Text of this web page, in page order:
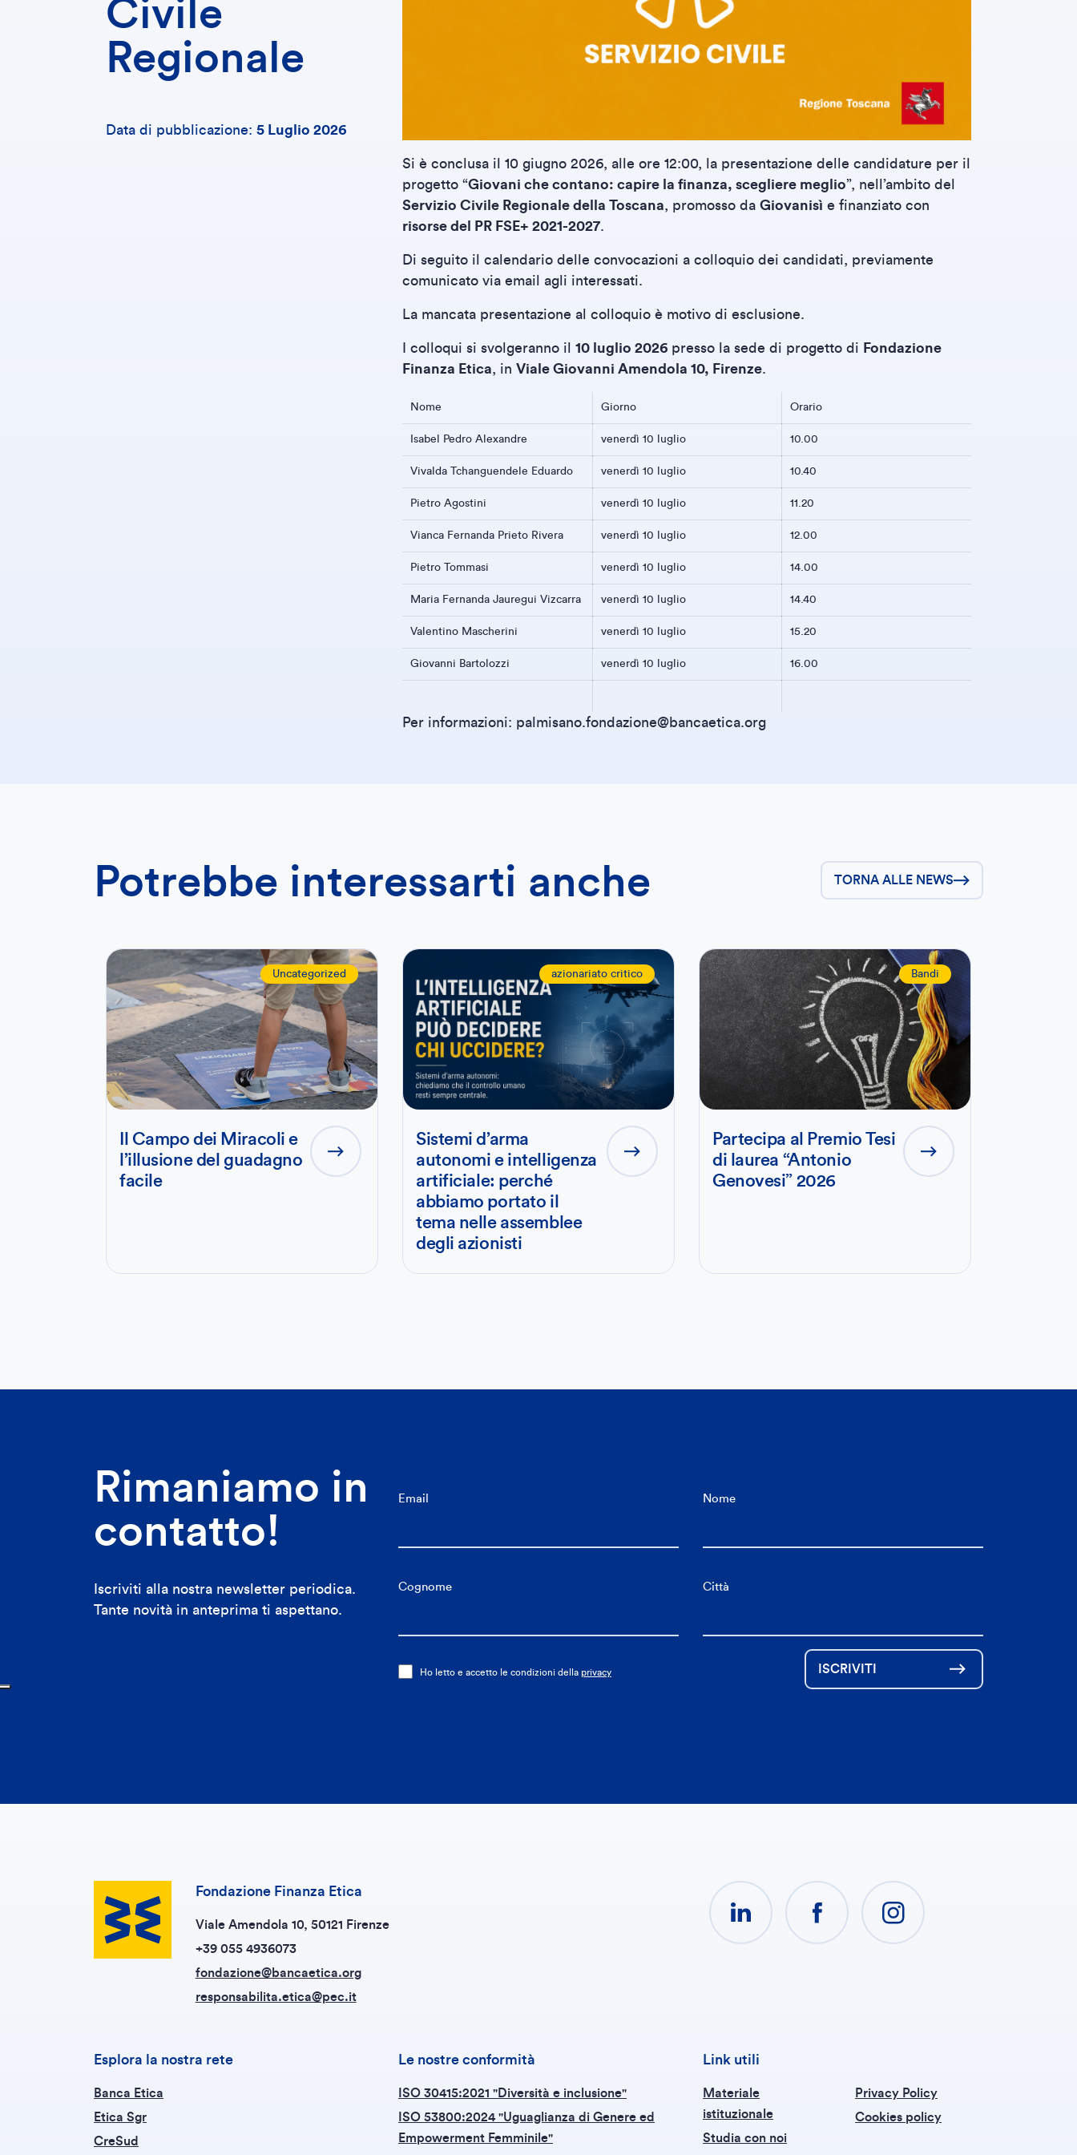
Civile
Regionale
Data di pubblicazione: 5 Luglio 2026
Si è conclusa il 10 giugno 2026, alle ore 12:00, la presentazione delle candidature per il
progetto “Giovani che contano: capire la finanza, scegliere meglio”, nell’ambito del
Servizio Civile Regionale della Toscana, promosso da Giovanisì e finanziato con
risorse del PR FSE+ 2021-2027.
Di seguito il calendario delle convocazioni a colloquio dei candidati, previamente
comunicato via email agli interessati.
La mancata presentazione al colloquio è motivo di esclusione.
I colloqui si svolgeranno il 10 luglio 2026 presso la sede di progetto di Fondazione
Finanza Etica, in Viale Giovanni Amendola 10, Firenze.
Nome Giorno Orario
Isabel Pedro Alexandre venerdì 10 luglio 10.00
Vivalda Tchanguendele Eduardo venerdì 10 luglio 10.40
Pietro Agostini venerdì 10 luglio 11.20
Vianca Fernanda Prieto Rivera venerdì 10 luglio 12.00
Pietro Tommasi venerdì 10 luglio 14.00
Maria Fernanda Jauregui Vizcarra venerdì 10 luglio 14.40
Valentino Mascherini venerdì 10 luglio 15.20
Giovanni Bartolozzi venerdì 10 luglio 16.00
Per informazioni: palmisano.fondazione@bancaetica.org
Potrebbe interessarti anche TORNA ALLE NEWS
Uncategorized
Il Campo dei Miracoli e
l’illusione del guadagno
facile
azionariato critico
Sistemi d’arma
autonomi e intelligenza
artificiale: perché
abbiamo portato il
tema nelle assemblee
degli azionisti
Bandi
Partecipa al Premio Tesi
di laurea “Antonio
Genovesi” 2026
Rimaniamo in
contatto!
Iscriviti alla nostra newsletter periodica.
Tante novità in anteprima ti aspettano.
Email Nome
Cognome Città
Ho letto e accetto le condizioni della privacy ISCRIVITI
Fondazione Finanza Etica
Viale Amendola 10, 50121 Firenze
+39 055 4936073
fondazione@bancaetica.org
responsabilita.etica@pec.it
Esplora la nostra rete
Banca Etica
Etica Sgr
CreSud
Le nostre conformità
ISO 30415:2021 "Diversità e inclusione"
ISO 53800:2024 "Uguaglianza di Genere ed
Empowerment Femminile"
Link utili
Materiale
istituzionale
Studia con noi
Privacy Policy
Cookies policy